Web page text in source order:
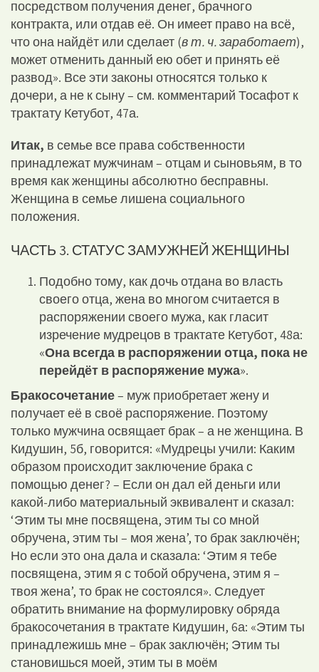
посредством получения денег, брачного
контракта, или отдав её. Он имеет право на всё,
что она найдёт или сделает (в т. ч. заработает),
может отменить данный ею обет и принять её
развод». Все эти законы относятся только к
дочери, а не к сыну – см. комментарий Тосафот к
трактату Кетубот, 47а.
Итак, в семье все права собственности
принадлежат мужчинам – отцам и сыновьям, в то
время как женщины абсолютно бесправны.
Женщина в семье лишена социального
положения.
ЧАСТЬ 3. СТАТУС ЗАМУЖНЕЙ ЖЕНЩИНЫ
Подобно тому, как дочь отдана во власть
своего отца, жена во многом считается в
распоряжении своего мужа, как гласит
изречение мудрецов в трактате Кетубот, 48а:
«Она всегда в распоряжении отца, пока не
перейдёт в распоряжение мужа».
Бракосочетание– муж приобретает жену и
получает её в своё распоряжение. Поэтому
только мужчина освящает брак – а не женщина. В
Кидушин, 5б, говорится: «Мудрецы учили: Каким
образом происходит заключение брака с
помощью денег? – Если он дал ей деньги или
какой-либо материальный эквивалент и сказал:
‘Этим ты мне посвящена, этим ты со мной
обручена, этим ты – моя жена’, то брак заключён;
Но если это она дала и сказала: ‘Этим я тебе
посвящена, этим я с тобой обручена, этим я –
твоя жена’, то брак не состоялся». Следует
обратить внимание на формулировку обряда
бракосочетания в трактате Кидушин, 6а: «Этим ты
принадлежишь мне – брак заключён; Этим ты
становишься моей, этим ты в моём